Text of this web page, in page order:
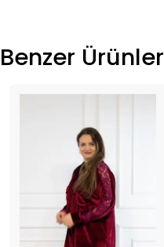
Benzer Ürünler